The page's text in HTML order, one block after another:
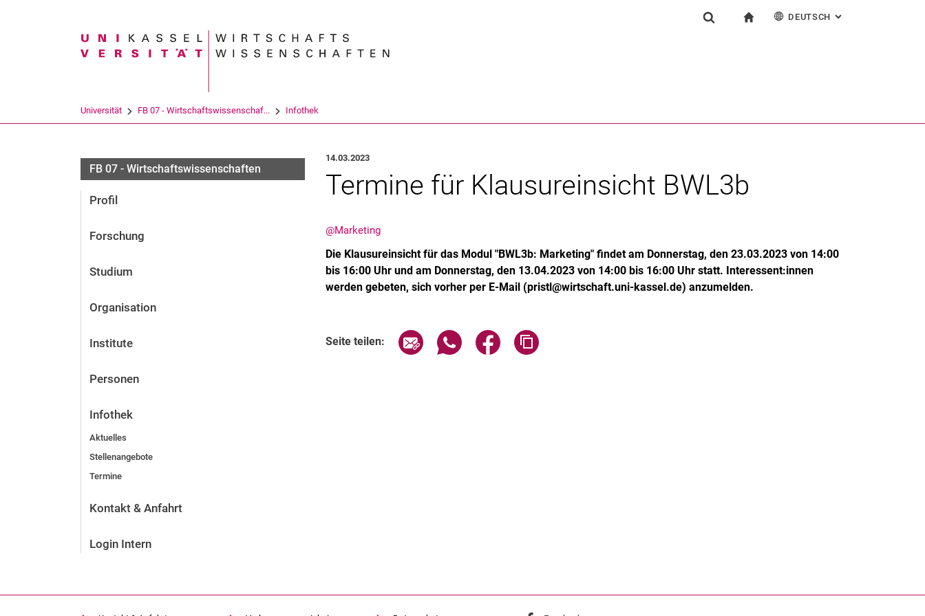
Suchbegriff
DEUTSCH : ALTERNATIVE
Universität FB 07 - Wirtschaftswissenschaf... Infothek
FB 07 - Wirtschaftswissenschaften
Profil
Forschung
Studium
Organisation
Institute
Personen
Infothek
Aktuelles
Stellenangebote
Termine
Kontakt & Anfahrt
Login Intern
14.03.2023
Termine für Klausureinsicht BWL3b
@Marketing
Die Klausureinsicht für das Modul "BWL3b: Marketing" findet am Donnerstag, den 23.03.2023 von 14:00
bis 16:00 Uhr und am Donnerstag, den 13.04.2023 von 14:00 bis 16:00 Uhr statt. Interessent:innen
werden gebeten, sich vorher per E-Mail (pristl@wirtschaft.uni-kassel.de) anzumelden.
Seite teilen: Seite über E-Mail teilen
Seite über WhatsApp teilen (externer Link, öffnet neues Fenster)
Seite über Facebook teilen (externer Link, öffnet neues Fenster)